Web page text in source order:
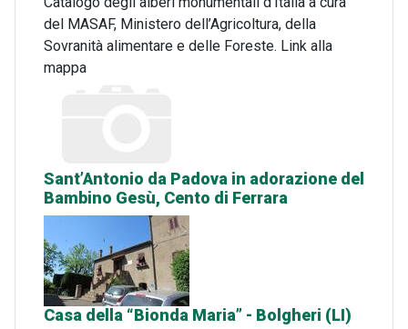
del MASAF, Ministero dell’Agricoltura, della
Sovranità alimentare e delle Foreste. Link alla
mappa
Sant’Antonio da Padova in adorazione del
Bambino Gesù, Cento di Ferrara
Casa della “Bionda Maria” - Bolgheri (LI)